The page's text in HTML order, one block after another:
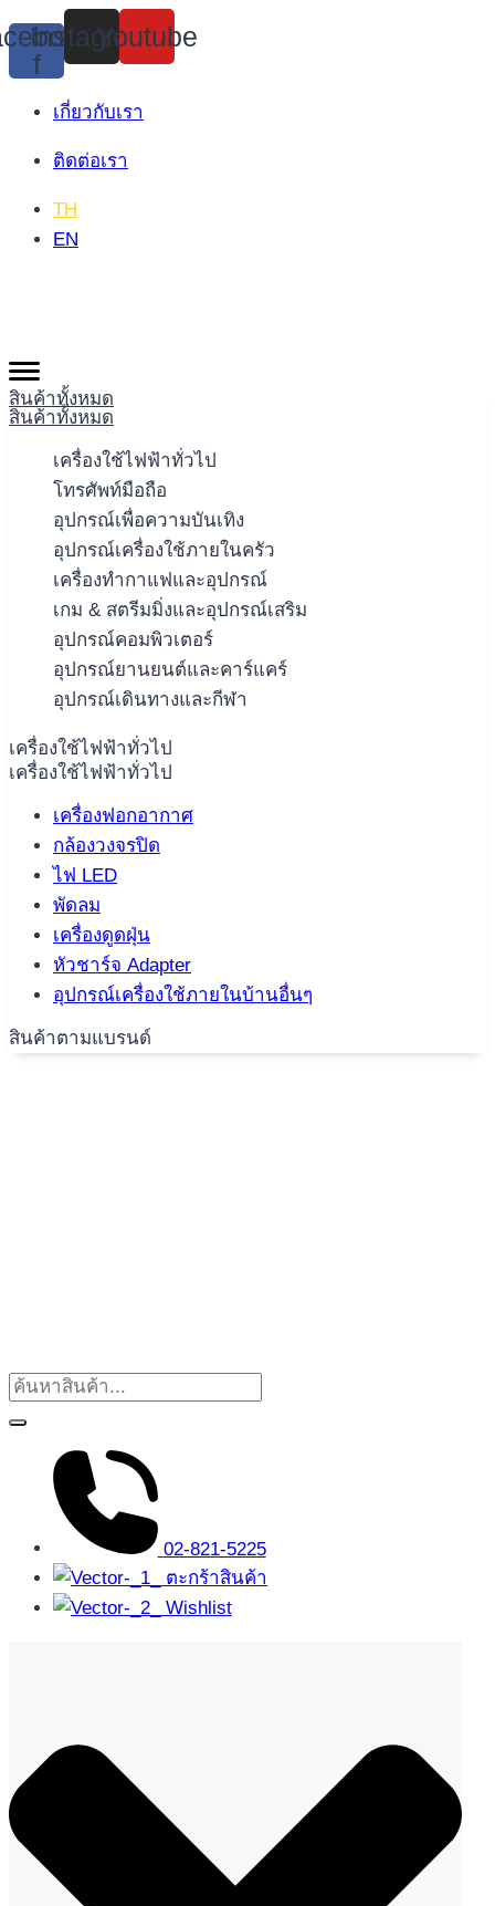
Skip
to
content
f
Instagram
Youtube
เกี่ยวกับเรา
ติดต่อเรา
TH
EN
สินค้าทั้งหมด
สินค้าทั้งหมด
เครื่องใช้ไฟฟ้าทั่วไป
โทรศัพท์มือถือ
อุปกรณ์เพื่อความบันเทิง
อุปกรณ์เครื่องใช้ภายในครัว
เครื่องทำกาแฟและอุปกรณ์
เกม & สตรีมมิ่งและอุปกรณ์เสริม
อุปกรณ์คอมพิวเตอร์
อุปกรณ์ยานยนต์และคาร์แคร์
อุปกรณ์เดินทางและกีฬา
เครื่องใช้ไฟฟ้าทั่วไป
เครื่องใช้ไฟฟ้าทั่วไป
เครื่องฟอกอากาศ
กล้องวงจรปิด
ไฟ LED
พัดลม
เครื่องดูดฝุ่น
หัวชาร์จ Adapter
อุปกรณ์เครื่องใช้ภายในบ้านอื่นๆ
สินค้าตามแบรนด์
02-821-5225
ตะกร้าสินค้า
Wishlist